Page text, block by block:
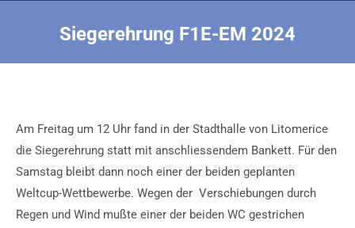
Siegerehrung F1E-EM 2024
Am Freitag um 12 Uhr fand in der Stadthalle von Litomerice
die Siegerehrung statt mit anschliessendem Bankett. Für den
Samstag bleibt dann noch einer der beiden geplanten
Weltcup-Wettbewerbe. Wegen der Verschiebungen durch
Regen und Wind mußte einer der beiden WC gestrichen